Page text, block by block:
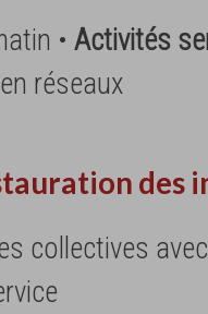
• Activités
réseaux
des
collectives